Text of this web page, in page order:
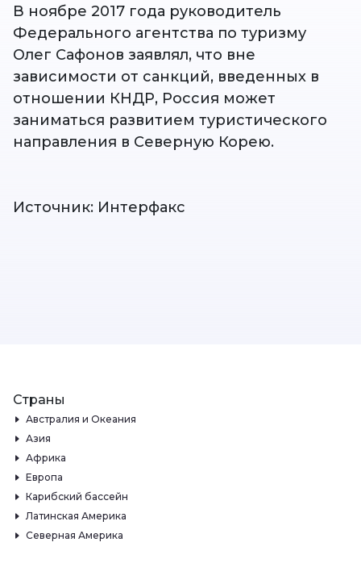
В ноябре 2017 года руководитель
Федерального агентства по туризму
Олег Сафонов заявлял, что вне
зависимости от санкций, введенных в
отношении КНДР, Россия может
заниматься развитием туристического
направления в Северную Корею.
Источник: Интерфакс
Страны
Австралия и Океания
Азия
Африка
Европа
Карибский бассейн
Латинская Америка
Северная Америка